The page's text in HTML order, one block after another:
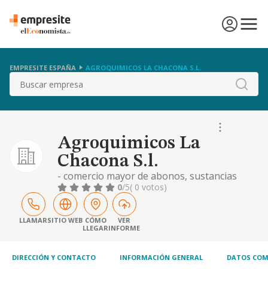
EMPRESITE ESPAÑA AGROQUIMICOS LA CHACONA S.L.
Buscar
Agroquimicos La
Chacona S.l.
- comercio mayor de abonos, sustancias
fertilizantes, plaguicidas, simientes y todo
tipo de productos fitosa.nitarios. -
explotación agricola. - explotación ganadera.
- actividades de apoyo a la agricultura y la
ganadería. - comercio mayor y menor e
primas
0/5( 0 votos)
LLAMARSITIO WEB CÓMO
LLEGAR
VER
INFORME
DIRECCIÓN Y CONTACTO INFORMACIÓN GENERAL DATOS